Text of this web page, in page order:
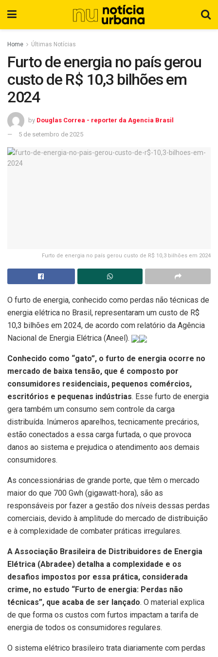
Home Últimas Notícias
Furto de energia no país gerou
custo de R$ 10,3 bilhões em
2024
by Douglas Correa - reporter da Agencia Brasil
5 de setembro de 2025
Furto de energia no país gerou custo de R$ 10,3 bilhões em 2024
O furto de energia, conhecido como perdas não técnicas de
energia elétrica no Brasil, representaram um custo de R$
10,3 bilhões em 2024, de acordo com relatório da Agência
Nacional de Energia Elétrica (Aneel).
Conhecido como “gato”, o furto de energia ocorre no
mercado de baixa tensão, que é composto por
consumidores residenciais, pequenos comércios,
escritórios e pequenas indústrias. Esse furto de energia
gera também um consumo sem controle da carga
distribuída. Inúmeros aparelhos, tecnicamente precários,
estão conectados a essa carga furtada, o que provoca
danos ao sistema e prejudica o atendimento aos demais
consumidores.
As concessionárias de grande porte, que têm o mercado
maior do que 700 Gwh (gigawatt-hora), são as
responsáveis por fazer a gestão dos níveis dessas perdas
comerciais, devido à amplitude do mercado de distribuição
e à complexidade de combater práticas irregulares.
A Associação Brasileira de Distribuidores de Energia
Elétrica (Abradee) detalha a complexidade e os
desafios impostos por essa prática, considerada
crime, no estudo “Furto de energia: Perdas não
técnicas”, que acaba de ser lançado. O material explica
de que forma os custos com furtos impactam a tarifa de
energia de todos os consumidores regulares.
O sistema elétrico brasileiro trata diariamente com perdas